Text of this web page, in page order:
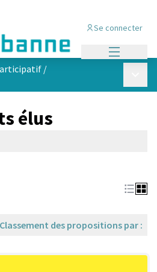
Se connecter
/
élus
Classement des propositions par :